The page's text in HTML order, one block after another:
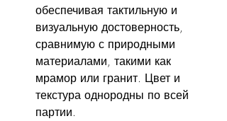
обеспечивая тактильную и
визуальную достоверность,
сравнимую с природными
материалами, такими как
мрамор или гранит. Цвет и
текстура однородны по всей
партии.